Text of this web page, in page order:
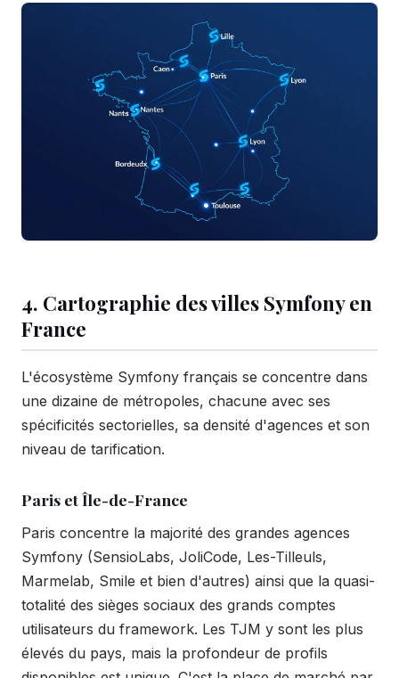
4. Cartographie des villes Symfony en
France
L'écosystème Symfony français se concentre dans
une dizaine de métropoles, chacune avec ses
spécificités sectorielles, sa densité d'agences et son
niveau de tarification.
Paris et Île-de-France
Paris concentre la majorité des grandes agences
Symfony (SensioLabs, JoliCode, Les-Tilleuls,
Marmelab, Smile et bien d'autres) ainsi que la quasi-
totalité des sièges sociaux des grands comptes
utilisateurs du framework. Les TJM y sont les plus
élevés du pays, mais la profondeur de profils